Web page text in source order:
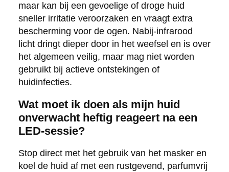
maar kan bij een gevoelige of droge huid
sneller irritatie veroorzaken en vraagt extra
bescherming voor de ogen. Nabij-infrarood
licht dringt dieper door in het weefsel en is over
het algemeen veilig, maar mag niet worden
gebruikt bij actieve ontstekingen of
huidinfecties.
Wat moet ik doen als mijn huid
onverwacht heftig reageert na een
LED-sessie?
Stop direct met het gebruik van het masker en
koel de huid af met een rustgevend, parfumvrij